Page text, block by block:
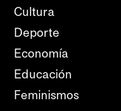
Cultura
Deporte
Economía
Educación
Feminismos